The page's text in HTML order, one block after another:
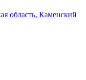
область, Каменский